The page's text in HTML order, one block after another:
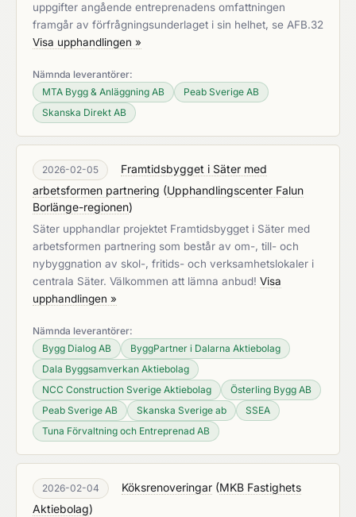
uppgifter angående entreprenadens omfattningen
framgår av förfrågningsunderlaget i sin helhet, se AFB.32
Visa upphandlingen »
Nämnda leverantörer:
MTA Bygg & Anläggning AB
Peab Sverige AB
Skanska Direkt AB
2026-02-05
Framtidsbygget i Säter med
arbetsformen partnering (Upphandlingscenter Falun
Borlänge-regionen)
Säter upphandlar projektet Framtidsbygget i Säter med
arbetsformen partnering som består av om-, till- och
nybyggnation av skol-, fritids- och verksamhetslokaler i
centrala Säter. Välkommen att lämna anbud! Visa
upphandlingen »
Nämnda leverantörer:
Bygg Dialog AB
ByggPartner i Dalarna Aktiebolag
Dala Byggsamverkan Aktiebolag
NCC Construction Sverige Aktiebolag
Österling Bygg AB
Peab Sverige AB
Skanska Sverige ab
SSEA
Tuna Förvaltning och Entreprenad AB
2026-02-04 Köksrenoveringar (MKB Fastighets
Aktiebolag)